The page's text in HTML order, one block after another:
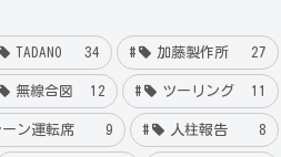
TADANO 34 加藤製作所 27
無線合図 12 ツーリング 11
ーン運転席 9 人柱報告 8